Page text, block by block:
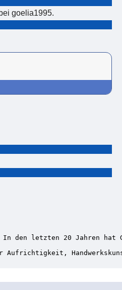
goelia1995.
den letzten 20 Jahren